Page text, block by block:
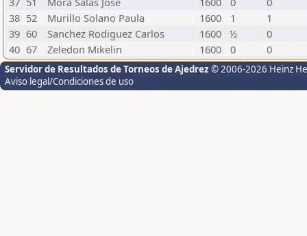
38 52 Murillo Solano Paula 1600 1
1
39 60 Sanchez Rodiguez Carlos 1600 ½
0
40 67 Zeledon Mikelin 1600 0 0
Servidor de Resultados de Torneos de Ajedrez © 2006-2026 Heinz
Aviso legal/Condiciones de uso